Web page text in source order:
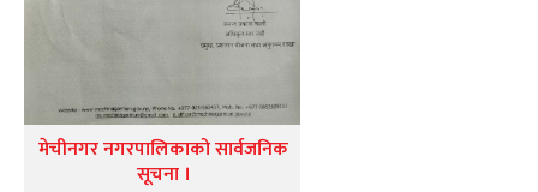
मेचीनगर नगरपालिकाको सार्वजनिक
सूचना ।